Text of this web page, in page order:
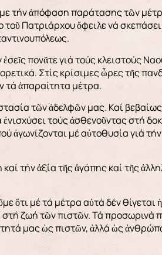
τήν ἀπόφαση παράτασης τῶν
τοῦ Πατριάρχου ὄφειλε νά
ἐσεῖς πονᾶτε γιά τούς κλειστούς
Στίς κρίσιμες ὧρες τῆς
τά ἀπαραίτητα μέτρα.
τῶν ἀδελφῶν μας. Καί
τούς ἀσθενοῦντας στή
ἀγωνίζονται μέ αὐτοθυσία γιά
τήν ἀξία τῆς ἀγάπης καί τῆς
ὅτι μέ τά μέτρα αὐτά δέν θίγεται
ζωή τῶν πιστῶν. Τά προσωρινά
μας ὡς πιστῶν, ἀλλά ὡς